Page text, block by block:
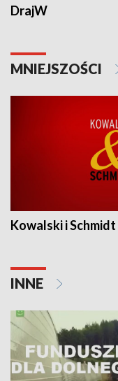
DrajW
MNIEJSZOŚCI
Kowalski i Schmidt
INNE